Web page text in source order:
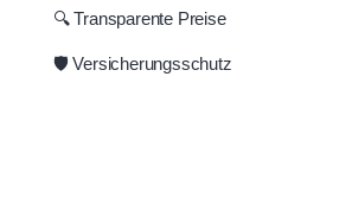
🔍 Transparente Preise
🛡️ Versicherungsschutz